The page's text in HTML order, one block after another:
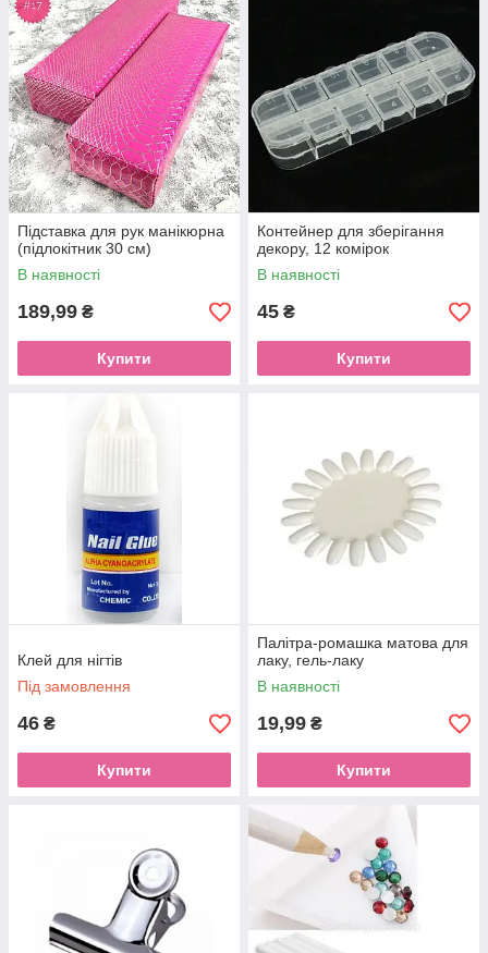
Підставка для рук манікюрна
(підлокітник 30 см)
В наявності
189,99 ₴
Купити
Контейнер для зберігання
декору, 12 комірок
В наявності
45 ₴
Купити
Клей для нігтів
Під замовлення
46 ₴
Купити
Палітра-ромашка матова для
лаку, гель-лаку
В наявності
19,99 ₴
Купити